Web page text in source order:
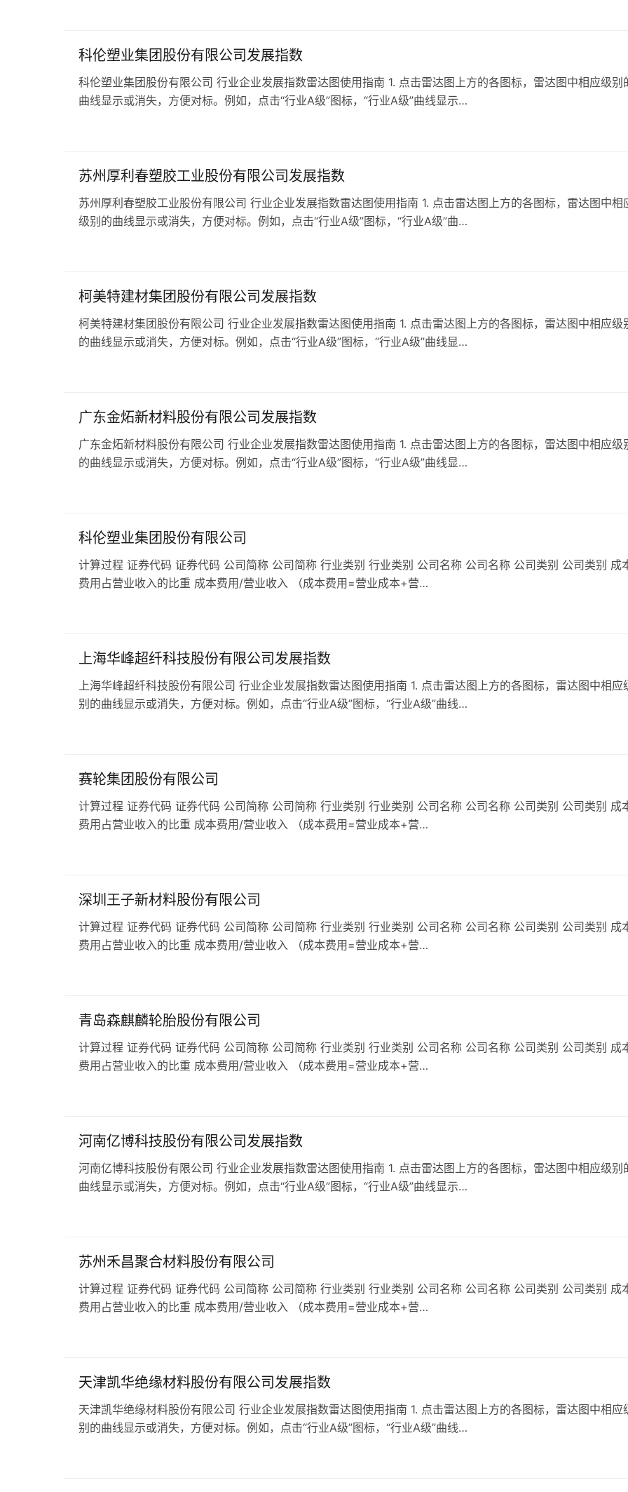
科伦塑业集团股份有限公司发展指数
科伦塑业集团股份有限公司 行业企业发展指数雷达图使用指南 1. 点击雷达图上方的各图标，雷达图中相应级别
曲线显示或消失，方便对标。例如，点击“行业A级”图标，“行业A级”曲线显示…
苏州厚利春塑胶工业股份有限公司发展指数
苏州厚利春塑胶工业股份有限公司 行业企业发展指数雷达图使用指南 1. 点击雷达图上方的各图标，雷达图中相
级别的曲线显示或消失，方便对标。例如，点击“行业A级”图标，“行业A级”曲…
柯美特建材集团股份有限公司发展指数
柯美特建材集团股份有限公司 行业企业发展指数雷达图使用指南 1. 点击雷达图上方的各图标，雷达图中相应级
的曲线显示或消失，方便对标。例如，点击“行业A级”图标，“行业A级”曲线显…
广东金炻新材料股份有限公司发展指数
广东金炻新材料股份有限公司 行业企业发展指数雷达图使用指南 1. 点击雷达图上方的各图标，雷达图中相应级
的曲线显示或消失，方便对标。例如，点击“行业A级”图标，“行业A级”曲线显…
科伦塑业集团股份有限公司
计算过程 证券代码 证券代码 公司简称 公司简称 行业类别 行业类别 公司名称 公司名称 公司类别 公司类别 成
费用占营业收入的比重 成本费用/营业收入 （成本费用=营业成本+营…
上海华峰超纤科技股份有限公司发展指数
上海华峰超纤科技股份有限公司 行业企业发展指数雷达图使用指南 1. 点击雷达图上方的各图标，雷达图中相应
别的曲线显示或消失，方便对标。例如，点击“行业A级”图标，“行业A级”曲线…
赛轮集团股份有限公司
计算过程 证券代码 证券代码 公司简称 公司简称 行业类别 行业类别 公司名称 公司名称 公司类别 公司类别 成
费用占营业收入的比重 成本费用/营业收入 （成本费用=营业成本+营…
深圳王子新材料股份有限公司
计算过程 证券代码 证券代码 公司简称 公司简称 行业类别 行业类别 公司名称 公司名称 公司类别 公司类别 成
费用占营业收入的比重 成本费用/营业收入 （成本费用=营业成本+营…
青岛森麒麟轮胎股份有限公司
计算过程 证券代码 证券代码 公司简称 公司简称 行业类别 行业类别 公司名称 公司名称 公司类别 公司类别 成
费用占营业收入的比重 成本费用/营业收入 （成本费用=营业成本+营…
河南亿博科技股份有限公司发展指数
河南亿博科技股份有限公司 行业企业发展指数雷达图使用指南 1. 点击雷达图上方的各图标，雷达图中相应级别
曲线显示或消失，方便对标。例如，点击“行业A级”图标，“行业A级”曲线显示…
苏州禾昌聚合材料股份有限公司
计算过程 证券代码 证券代码 公司简称 公司简称 行业类别 行业类别 公司名称 公司名称 公司类别 公司类别 成
费用占营业收入的比重 成本费用/营业收入 （成本费用=营业成本+营…
天津凯华绝缘材料股份有限公司发展指数
天津凯华绝缘材料股份有限公司 行业企业发展指数雷达图使用指南 1. 点击雷达图上方的各图标，雷达图中相应
别的曲线显示或消失，方便对标。例如，点击“行业A级”图标，“行业A级”曲线…